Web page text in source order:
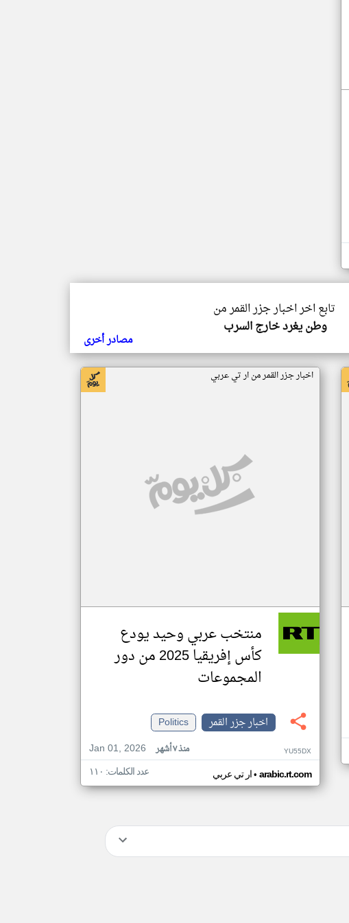
تابع اخر اخبار جزر القمر من
وطن يغرد خارج السرب
مصادر أخرى
اخبار جزر القمر من ار تي عربي
منتخب عربي وحيد يودع
كأس إفريقيا 2025 من دور
المجموعات
اخبار جزر القمر
Politics
Jan 01, 2026
منذ ٧ أشهر YU55DX
ار تي عربي• arabic.rt.com عدد الكلمات: ١١٠